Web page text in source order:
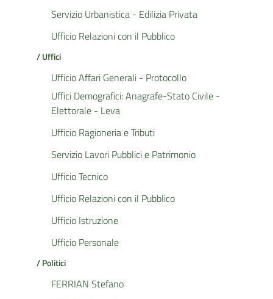
Servizio Urbanistica - Edilizia Privata
Ufficio Relazioni con il Pubblico
/ Uffici
Ufficio Affari Generali - Protocollo
Uffici Demografici: Anagrafe-Stato Civile -
Elettorale - Leva
Ufficio Ragioneria e Tributi
Servizio Lavori Pubblici e Patrimonio
Ufficio Tecnico
Ufficio Relazioni con il Pubblico
Ufficio Istruzione
Ufficio Personale
/ Politici
FERRIAN Stefano